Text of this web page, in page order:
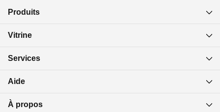
Produits
Vitrine
Services
Aide
À propos